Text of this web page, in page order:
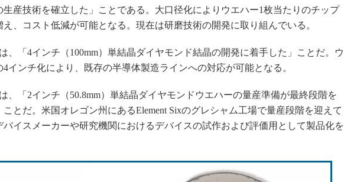
生産技術を確立した」ことである。大口径化によりウエハー1枚当たりのチップ
え、コスト低減が可能となる。現在は研磨技術の開発に取り組んでいる。
、「4インチ（100mm）単結晶ダイヤモンド結晶の開発に着手した」ことだ。ウ
4インチ化により、既存の半導体製造ラインへの対応が可能となる。
、「2インチ（50.8mm）単結晶ダイヤモンドウエハーの量産準備が最終段階を
ことだ。米国オレゴン州にあるElement Sixのグレシャム工場で量産段階を迎えて
バイスメーカーや研究機関におけるデバイスの試作および評価用として製品化を